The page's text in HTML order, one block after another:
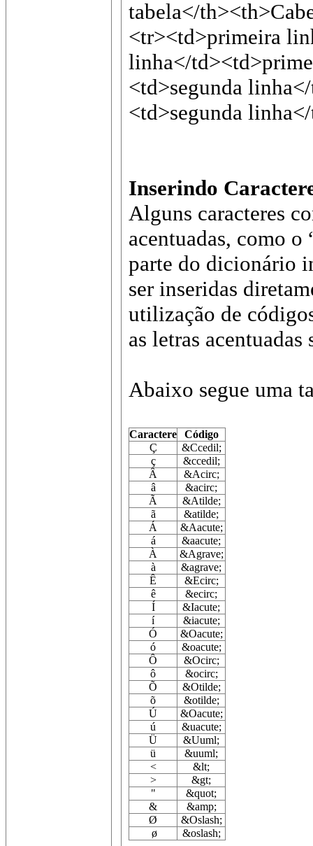
tabela</
<tr><td>primeira
linha</
<td>segunda
<td>segunda
Inserindo
Alguns caracteres
acentuadas, como o
parte do dicionário
ser inseridas
utilização de
as letras acentuadas
Abaixo segue uma
Caractere
Código
Ç
&Ccedil;
ç
&ccedil;
Â
&Acirc;
â
&acirc;
Ã
&Atilde;
ã
&atilde;
Á
&Aacute;
á
&aacute;
À
&Agrave;
à
&agrave;
Ê
&Ecirc;
ê
&ecirc;
Í
&Iacute;
í
&iacute;
Ó
&Oacute;
ó
&oacute;
Ô
&Ocirc;
ô
&ocirc;
Õ
&Otilde;
õ
&otilde;
Ú
&Oacute;
ú
&uacute;
Ü
&Uuml;
ü
&uuml;
<
&lt;
>
&gt;
"
&quot;
&
&amp;
Ø
&Oslash;
ø
&oslash;